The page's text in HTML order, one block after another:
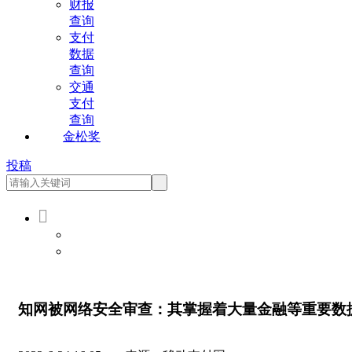
财报
查询
支付
数据
查询
交通
支付
查询
金松奖
投稿

知网被网络安全审查：其掌握着大量金融等重要数